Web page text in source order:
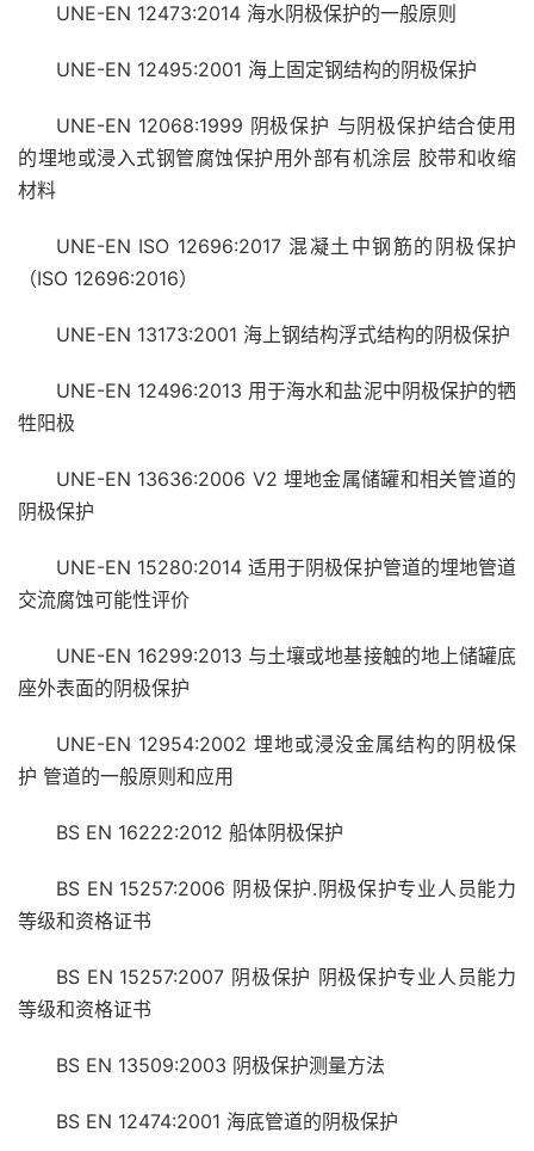
UNE-EN 12473:2014 海水阴极保护的一般原则
UNE-EN 12495:2001 海上固定钢结构的阴极保护
UNE-EN 12068:1999 阴极保护 与阴极保护结合使用
的埋地或浸入式钢管腐蚀保护用外部有机涂层 胶带和收缩
材料
UNE-EN ISO 12696:2017 混凝土中钢筋的阴极保护
（ISO 12696:2016）
UNE-EN 13173:2001 海上钢结构浮式结构的阴极保护
UNE-EN 12496:2013 用于海水和盐泥中阴极保护的牺
牲阳极
UNE-EN 13636:2006 V2 埋地金属储罐和相关管道的
阴极保护
UNE-EN 15280:2014 适用于阴极保护管道的埋地管道
交流腐蚀可能性评价
UNE-EN 16299:2013 与土壤或地基接触的地上储罐底
座外表面的阴极保护
UNE-EN 12954:2002 埋地或浸没金属结构的阴极保
护 管道的一般原则和应用
BS EN 16222:2012 船体阴极保护
BS EN 15257:2006 阴极保护.阴极保护专业人员能力
等级和资格证书
BS EN 15257:2007 阴极保护 阴极保护专业人员能力
等级和资格证书
BS EN 13509:2003 阴极保护测量方法
BS EN 12474:2001 海底管道的阴极保护